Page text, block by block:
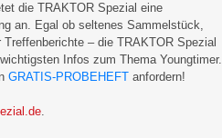
die TRAKTOR Spezial eine
an. Egal ob seltenes Sammelstück,
– die TRAKTOR Spezial
Infos zum Thema Youngtimer.
GRATIS-PROBEHEFT anfordern!
.